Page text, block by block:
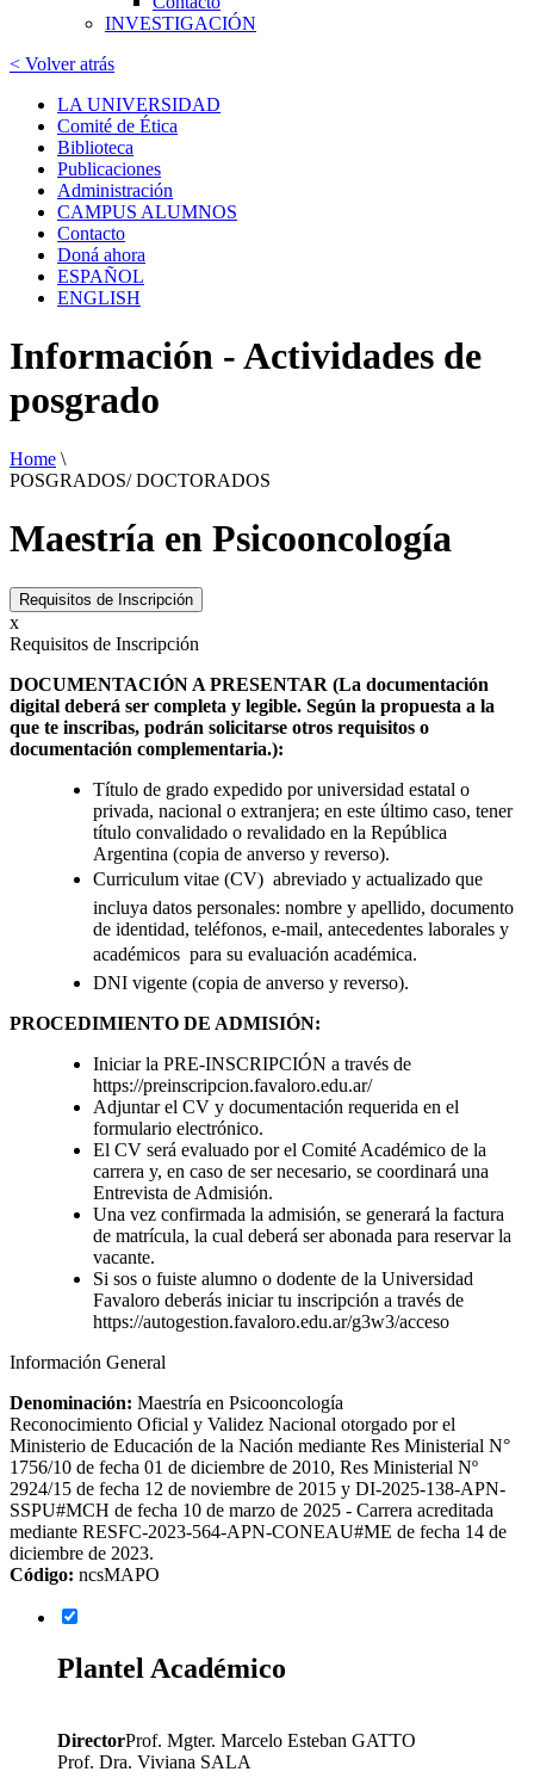
INVESTIGACIÓN
< Volver atrás
LA UNIVERSIDAD
Comité de Ética
Biblioteca
Publicaciones
Administración
CAMPUS ALUMNOS
Contacto
Doná ahora
ESPAÑOL
ENGLISH
Información - Actividades de
posgrado
Home \
POSGRADOS/ DOCTORADOS
Maestría en Psicooncología
Requisitos de Inscripción
x
Requisitos de Inscripción
DOCUMENTACIÓN A PRESENTAR (La documentación
digital deberá ser completa y legible. Según la propuesta a la
que te inscribas, podrán solicitarse otros requisitos o
documentación complementaria.):
Título de grado expedido por universidad estatal o
privada, nacional o extranjera; en este último caso, tener
título convalidado o revalidado en la República
Argentina (copia de anverso y reverso).
Curriculum vitae (CV)  abreviado y actualizado que
incluya datos personales: nombre y apellido, documento
de identidad, teléfonos, e-mail, antecedentes laborales y
académicos  para su evaluación académica.
DNI vigente (copia de anverso y reverso).
PROCEDIMIENTO DE ADMISIÓN:
Iniciar la PRE-INSCRIPCIÓN a través de
https://preinscripcion.favaloro.edu.ar/
Adjuntar el CV y documentación requerida en el
formulario electrónico.
El CV será evaluado por el Comité Académico de la
carrera y, en caso de ser necesario, se coordinará una
Entrevista de Admisión.
Una vez confirmada la admisión, se generará la factura
de matrícula, la cual deberá ser abonada para reservar la
vacante.
Si sos o fuiste alumno o dodente de la Universidad
Favaloro deberás iniciar tu inscripción a través de
https://autogestion.favaloro.edu.ar/g3w3/acceso
Información General
Denominación: Maestría en Psicooncología
Reconocimiento Oficial y Validez Nacional otorgado por el
Ministerio de Educación de la Nación mediante Res Ministerial N°
1756/10 de fecha 01 de diciembre de 2010, Res Ministerial Nº
2924/15 de fecha 12 de noviembre de 2015 y DI-2025-138-APN-
SSPU#MCH de fecha 10 de marzo de 2025 - Carrera acreditada
mediante RESFC-2023-564-APN-CONEAU#ME de fecha 14 de
diciembre de 2023.
Código: ncsMAPO
Plantel Académico
DirectorProf. Mgter. Marcelo Esteban GATTO
Prof. Dra. Viviana SALA